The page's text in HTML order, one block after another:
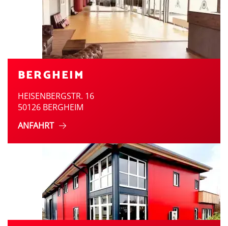
BERGHEIM
HEISENBERGSTR. 16
50126 BERGHEIM
ANFAHRT